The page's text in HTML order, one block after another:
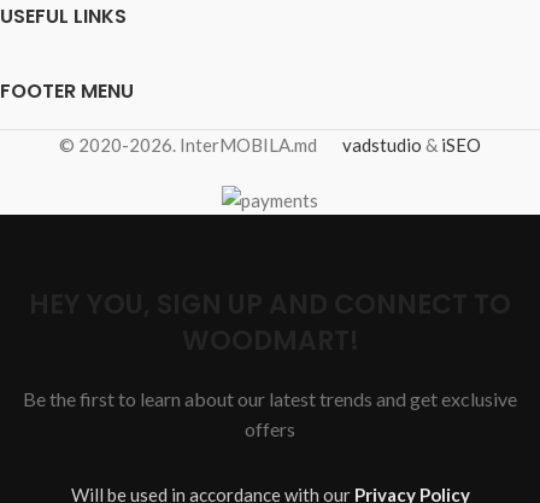
USEFUL LINKS
FOOTER MENU
© 2020-2026. InterMOBILA.md vadstudio & iSEO
Be the first to learn about our latest trends and get exclusive
offers
Will be used in accordance with our Privacy Policy